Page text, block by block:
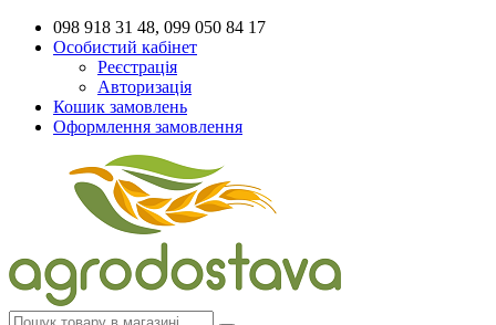
098 918 31 48, 099 050 84 17
Особистий кабінет
Реєстрація
Авторизація
Кошик замовлень
Оформлення замовлення